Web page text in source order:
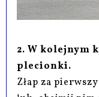
2. W kolejnym
plecionki.
Złap za